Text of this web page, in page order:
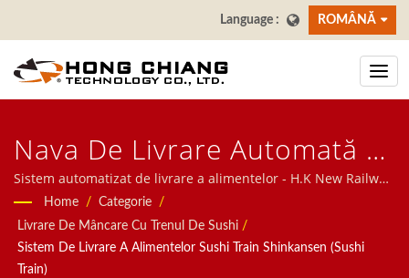
ROMÂNĂ
Nava De Livrare Automată A
Alimentelor H.K New Railway
Hot Pot| Restaurant & Masa
De Sufragerie Producator De
Sistem automatizat de livrare a alimentelor - H.K New Railway
Hot Pot | Ne concentrăm pe Sistemul Automat pentru
restaurante, inclusiv Robot de Livrare a Mâncării, sistem de
Tren cu Bile, Sistem de Bandă Transportoare, Sistem de
Bandă Revolvabilă pentru Sushi, Sistem de Comandă pe
Home / Categorie
/
Livrare De Mâncare Cu Trenul De Sushi /
Sistem De Livrare A Alimentelor Sushi Train Shinkansen (Sushi
Train)